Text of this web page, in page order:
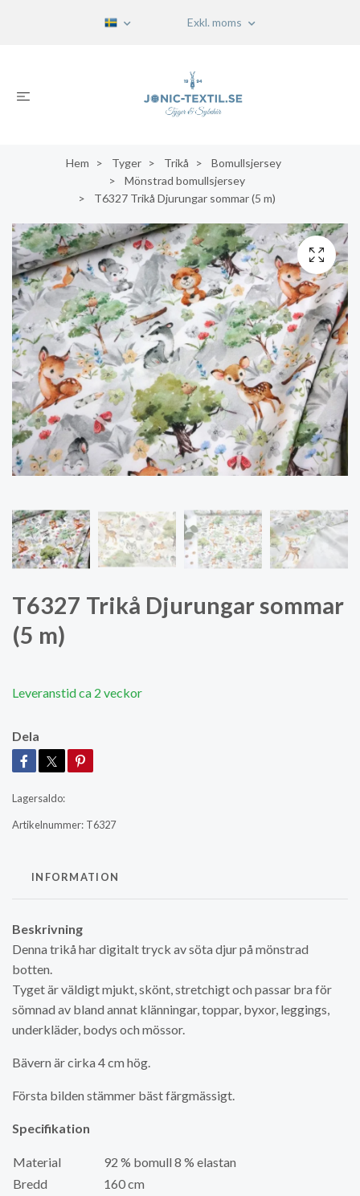
Exkl. moms
Hem Tyger Trikå
Bomullsjersey
Mönstrad bomullsjersey
T6327 Trikå Djurungar sommar (5 m)
T6327 Trikå Djurungar sommar
(5 m)
Leveranstid ca 2 veckor
Dela
Lagersaldo:
Artikelnummer: T6327
INFORMATION
Beskrivning
Denna trikå har digitalt tryck av söta djur på mönstrad
botten.
Tyget är väldigt mjukt, skönt, stretchigt och passar bra för
sömnad av bland annat klänningar, toppar, byxor, leggings,
underkläder, bodys och mössor.
Bävern är cirka 4 cm hög.
Första bilden stämmer bäst färgmässigt.
Specifikation
Material
92 % bomull 8 % elastan
Bredd
160 cm